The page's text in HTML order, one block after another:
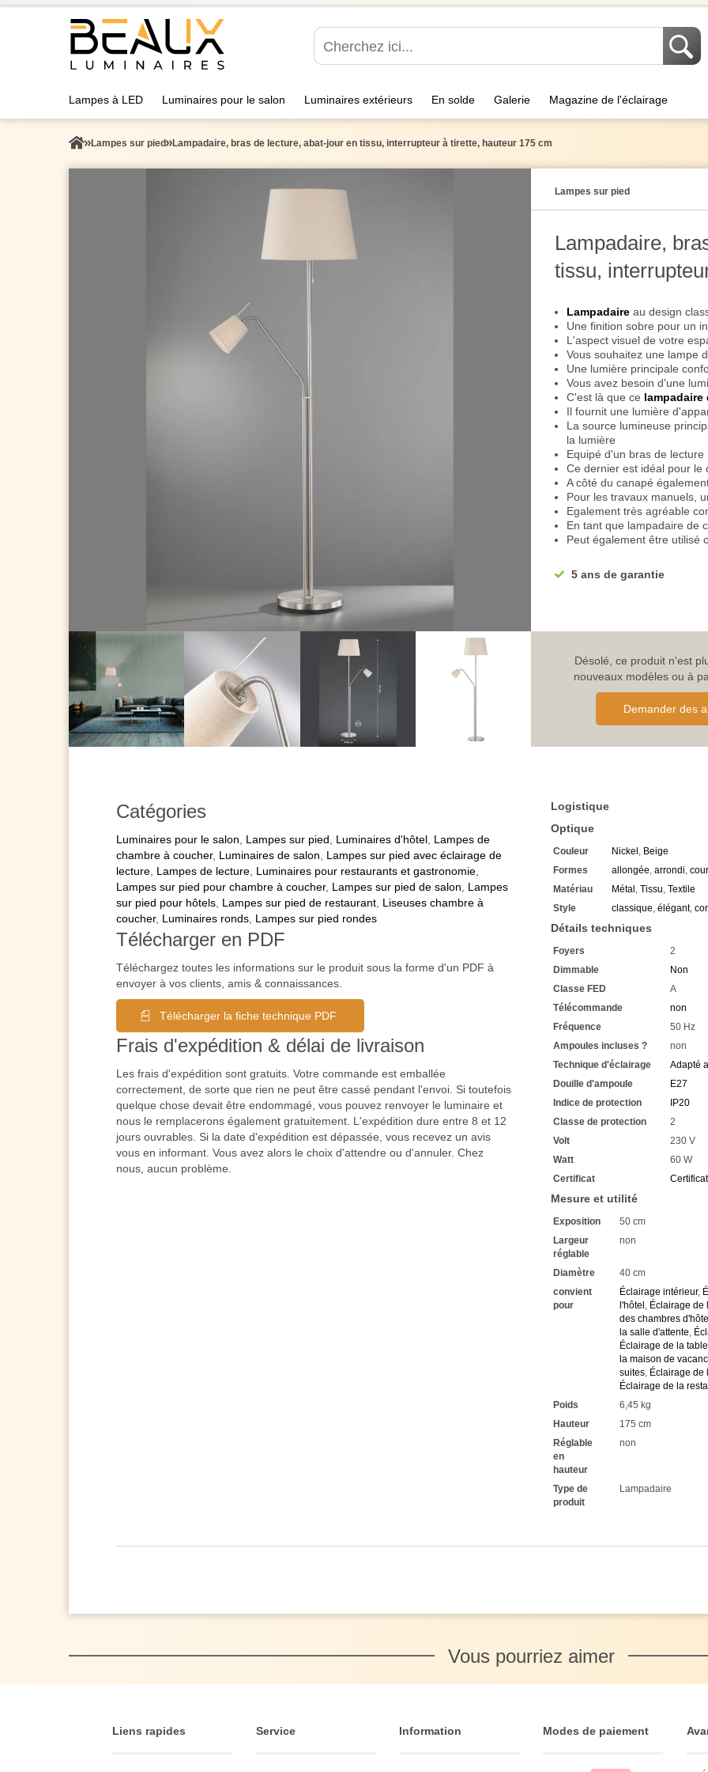
Lampes à LED Luminaires pour le salon Luminaires extérieurs En solde Galerie Magazine de l'éclairage
Lampes sur pied Lampadaire, bras de lecture, abat-jour en tissu, interrupteur à tirette, hauteur 175 cm
Lampes sur pied
Lampadaire,
tissu,
Lampadaire au design
Une finition sobre pour un
L'aspect visuel de votre
Vous souhaitez une lampe
Une lumière principale
Vous avez besoin d'une
C'est là que ce lampadaire
Il fournit une lumière
La source lumineuse
la lumière
Equipé d'un bras de lecture
Ce dernier est idéal pour le
A côté du canapé
Pour les travaux manuels,
Egalement très agréable
En tant que lampadaire de
Peut également être utilisé
Peut également être utilisé
Laissez-vous accueillir par
Confortable comme
Favorisez la satisfaction
Le lampadaire esthétique
de détente
Un éclairage confortable
Equipé d'un interrupteur à
vers le haut
Ce dernier est doté d'un col
Vous pouvez ainsi orienter
Le matériau du corps est le
Ici, en nickel mat
Les diffuseurs sont en tissu
Couleur sable
Avec une tension de
Compatible avec un
Exprimant une classe de
LeLampadaire avec abat-
Il est adapté à une
D'un diamètre de 40 cm
Extension de 50 cm
12 cm mesure le diamètre
Convient à une puissance
Le bras de lecture est
Cette dernière est adaptée
Commandez celle-ci
Nous vous recommandons
Economisez chaque jour
consommation
Celles-ci ont une durée de
La technologie LED vous
Si vous avez des
Renseignez-vous sur les
élevé
Nous attendons vos
5 ans de garantie
Désolé, ce produit n'est
nouveaux modèles ou à
Demander des
Catégories
Luminaires pour le salon, Lampes sur pied, Luminaires d'hôtel, Lampes de
chambre à coucher, Luminaires de salon, Lampes sur pied avec éclairage de
lecture, Lampes de lecture, Luminaires pour restaurants et gastronomie,
Lampes sur pied pour chambre à coucher, Lampes sur pied de salon, Lampes
sur pied pour hôtels, Lampes sur pied de restaurant, Liseuses chambre à
coucher, Luminaires ronds, Lampes sur pied rondes
Télécharger en PDF
Téléchargez toutes les informations sur le produit sous la forme d'un PDF à
envoyer à vos clients, amis & connaissances.
Télécharger la fiche technique PDF
Frais d'expédition & délai de livraison
Les frais d'expédition sont gratuits. Votre commande est emballée
correctement, de sorte que rien ne peut être cassé pendant l'envoi. Si toutefois
quelque chose devait être endommagé, vous pouvez renvoyer le luminaire et
nous le remplacerons également gratuitement. L'expédition dure entre 8 et 12
jours ouvrables. Si la date d'expédition est dépassée, vous recevez un avis
vous en informant. Vous avez alors le choix d'attendre ou d'annuler. Chez
nous, aucun problème.
Logistique
Optique
Couleur Nickel , Beige
Formes
allongée, arrondi,
Matériau
Métal , Tissu, Textile
Style
classique, élégant,
Détails techniques
Foyers
2
Dimmable
Non
Classe FED
A
Télécommande
non
Fréquence
50 Hz
Ampoules incluses ?
non
Technique d'éclairage
Adapté
Douille d'ampoule
E27
Indice de protection
IP20
Classe de protection
2
Volt
230 V
Watt
60 W
Certificat
Mesure et utilité
Exposition
50 cm
Largeur
réglable
non
Diamètre
40 cm
convient
pour
Éclairage intérieur,
l'hôtel , Éclairage de
des chambres d'hôtel
la salle d'attente,
Éclairage de la
la maison de
suites, Éclairage de
Éclairage de la
Poids
6,45 kg
Hauteur
175 cm
Réglable
en
hauteur
non
Type de
produit
Lampadaire
Vous pourriez aimer
Liens rapides Service Information Modes de paiement